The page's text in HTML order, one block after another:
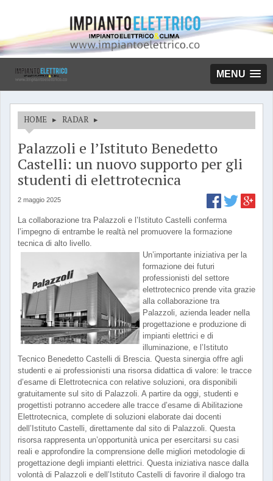
MENU
HOME ▸ RADAR ▸
Palazzoli e l’Istituto Benedetto
Castelli: un nuovo supporto per gli
studenti di elettrotecnica
2 maggio 2025
La collaborazione tra Palazzoli e l’Istituto Castelli conferma
l’impegno di entrambe le realtà nel promuovere la formazione
tecnica di alto livello.
Un’importante iniziativa per la
formazione dei futuri
professionisti del settore
elettrotecnico prende vita grazie
alla collaborazione tra
Palazzoli, azienda leader nella
progettazione e produzione di
impianti elettrici e di
illuminazione, e l’Istituto
Tecnico Benedetto Castelli di Brescia. Questa sinergia offre agli
studenti e ai professionisti una risorsa didattica di valore: le tracce
d’esame di Elettrotecnica con relative soluzioni, ora disponibili
gratuitamente sul sito di Palazzoli. A partire da oggi, studenti e
progettisti potranno accedere alle tracce d’esame di Abilitazione
Elettrotecnica, complete di soluzioni elaborate dai docenti
dell’Istituto Castelli, direttamente dal sito di Palazzoli. Questa
risorsa rappresenta un’opportunità unica per esercitarsi su casi
reali e approfondire la comprensione delle migliori metodologie di
progettazione degli impianti elettrici. Questa iniziativa nasce dalla
volontà di Palazzoli e dell’Istituto Castelli di favorire il dialogo tra